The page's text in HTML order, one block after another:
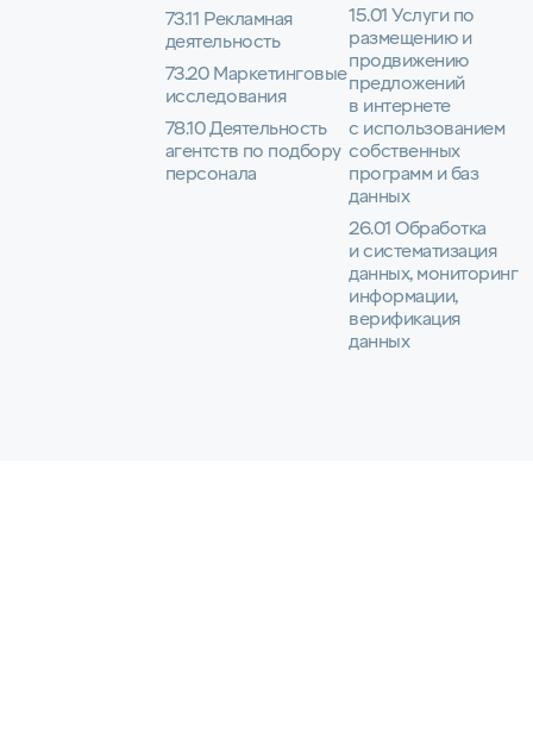
73.11 Рекламная
деятельность
73.20 Маркетинговые
исследования
78.10 Деятельность
агентств по подбору
персонала
15.01 Услуги по
размещению и
продвижению
предложений
в интернете
с использованием
собственных
программ и баз
данных
26.01 Обработка
и систематизация
данных, мониторинг
информации,
верификация
данных